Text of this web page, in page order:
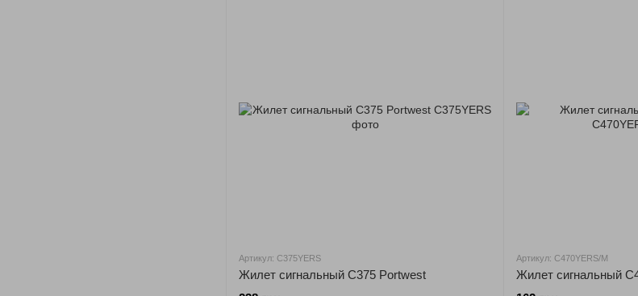
Артикул: C375YERS
Жилет сигнальный C375 Portwest
Артикул: C470YERS/M
Жилет сигнальный